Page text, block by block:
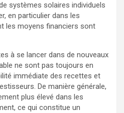
systèmes solaires individuels
en particulier dans les
les moyens financiers sont
à se lancer dans de nouveaux
ne sont pas toujours en
immédiate des recettes et
De manière générale,
plus élevé dans les
ce qui constitue un